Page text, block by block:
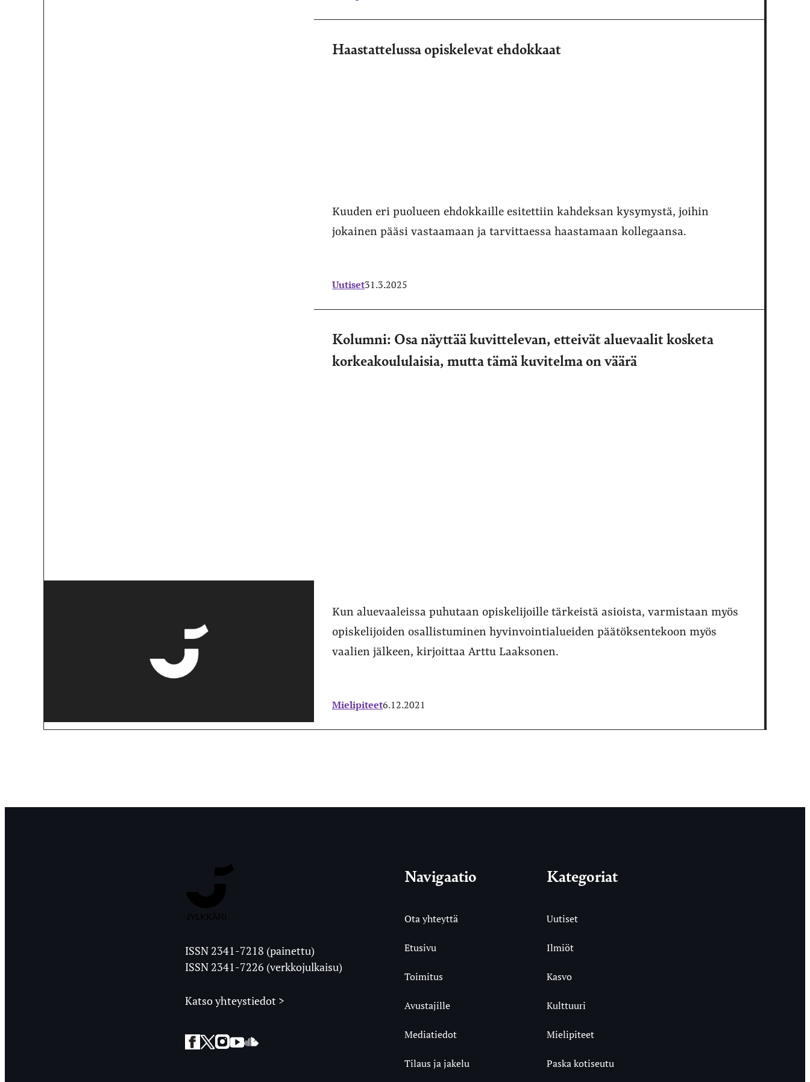
Haastattelussa opiskelevat ehdokkaat
Kuuden eri puolueen ehdokkaille esitettiin kahdeksan kysymystä, joihin
jokainen pääsi vastaamaan ja tarvittaessa haastamaan kollegaansa.
Uutiset31.3.2025
Kolumni: Osa näyttää kuvittelevan, etteivät aluevaalit kosketa
korkeakoululaisia, mutta tämä kuvitelma on väärä
Kun aluevaaleissa puhutaan opiskelijoille tärkeistä asioista, varmistaan myös
opiskelijoiden osallistuminen hyvinvointialueiden päätöksentekoon myös
vaalien jälkeen, kirjoittaa Arttu Laaksonen.
Mielipiteet6.12.2021
Ylioppilaslehti
ISSN 2341-7218 (painettu)
ISSN 2341-7226 (verkkojulkaisu)
Katso yhteystiedot >
Facebook
Twitter
Instagram
YouTubeSoundCloud
Navigaatio
Ota yhteyttä
Etusivu
Toimitus
Avustajille
Mediatiedot
Tilaus ja jakelu
Kategoriat
Uutiset
Ilmiöt
Kasvo
Kulttuuri
Mielipiteet
Paska kotiseutu